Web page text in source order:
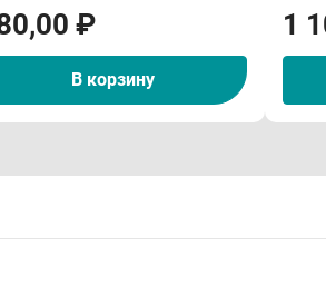
₽
В корзину
1